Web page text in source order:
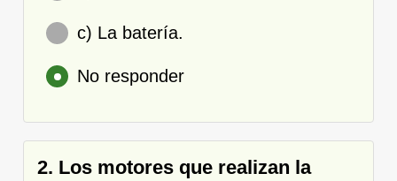
c) La batería.
No responder
2. Los motores que realizan la